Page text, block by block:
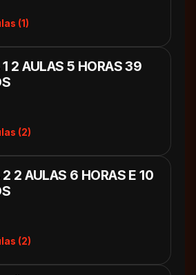
(1)
2 AULAS 5 HORAS 39
(2)
2 AULAS 6 HORAS E 10
(2)